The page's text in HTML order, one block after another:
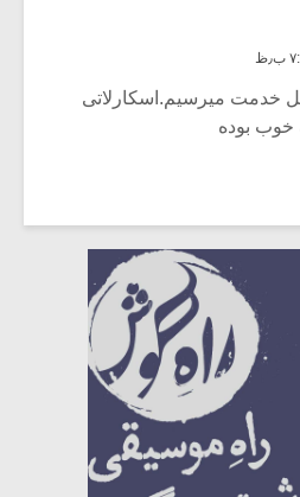
خدمت میرسیم.اسکارلاتی
خوب بوده